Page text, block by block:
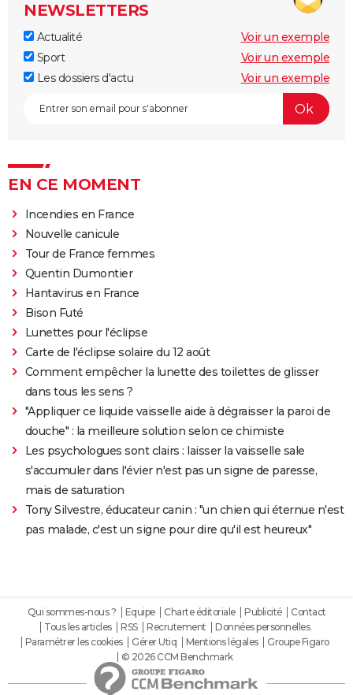
NEWSLETTERS
Actualité
Voir un exemple
Sport
Voir un exemple
Les dossiers d'actu
Voir un exemple
EN CE MOMENT
Incendies en France
Nouvelle canicule
Tour de France femmes
Quentin Dumontier
Hantavirus en France
Bison Futé
Lunettes pour l'éclipse
Carte de l'éclipse solaire du 12 août
Comment empêcher la lunette des toilettes de glisser
dans tous les sens ?
"Appliquer ce liquide vaisselle aide à dégraisser la paroi de
douche" : la meilleure solution selon ce chimiste
Les psychologues sont clairs : laisser la vaisselle sale
s'accumuler dans l'évier n'est pas un signe de paresse,
mais de saturation
Tony Silvestre, éducateur canin : "un chien qui éternue n'est
pas malade, c'est un signe pour dire qu'il est heureux"
Qui sommes-nous ? Equipe Charte éditoriale Publicité
Contact
Tous les articles
RSS Recrutement
Données personnelles
Paramétrer les cookies
Gérer Utiq Mentions légales
Groupe Figaro
© 2026 CCM Benchmark